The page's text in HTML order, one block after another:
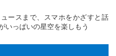
ースまで、スマホをかざすと話
いっぱいの星空を楽しもう